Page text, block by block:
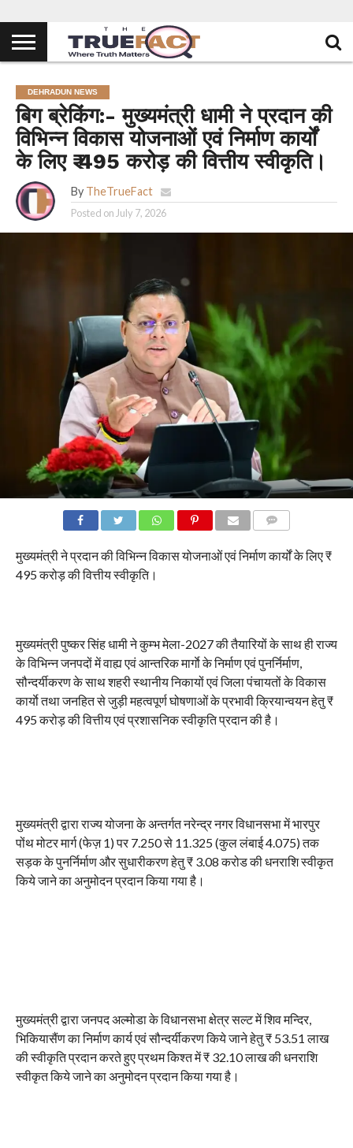
DEHRADUN NEWS
बिग ब्रेकिंग:- मुख्यमंत्री धामी ने प्रदान की
विभिन्न विकास योजनाओं एवं निर्माण कार्यों
के लिए ₹ 495 करोड़ की वित्तीय स्वीकृति।
By TheTrueFact
Posted on July 7, 2026
मुख्यमंत्री ने प्रदान की विभिन्न विकास योजनाओं एवं निर्माण कार्यों के लिए ₹
495 करोड़ की वित्तीय स्वीकृति।
मुख्यमंत्री पुष्कर सिंह धामी ने कुम्भ मेला-2027 की तैयारियों के साथ ही राज्य
के विभिन्न जनपदों में वाह्य एवं आन्तरिक मार्गाे के निर्माण एवं पुनर्निर्माण,
सौन्दर्यीकरण के साथ शहरी स्थानीय निकायों एवं जिला पंचायतों के विकास
कार्याे तथा जनहित से जुड़ी महत्वपूर्ण घोषणाओं के प्रभावी क्रियान्वयन हेतु ₹
495 करोड़ की वित्तीय एवं प्रशासनिक स्वीकृति प्रदान की है।
मुख्यमंत्री द्वारा राज्य योजना के अन्तर्गत नरेन्द्र नगर विधानसभा में भारपुर
पोंथ मोटर मार्ग (फेज़ 1) पर 7.250 से 11.325 (कुल लंबाई 4.075) तक
सड़क के पुनर्निर्माण और सुधारीकरण हेतु ₹ 3.08 करोड की धनराशि स्वीकृत
किये जाने का अनुमोदन प्रदान किया गया है।
मुख्यमंत्री द्वारा जनपद अल्मोडा के विधानसभा क्षेत्र सल्ट में शिव मन्दिर,
भिकियासैंण का निर्माण कार्य एवं सौन्दर्यीकरण किये जाने हेतु ₹ 53.51 लाख
की स्वीकृति प्रदान करते हुए प्रथम किश्त में ₹ 32.10 लाख की धनराशि
स्वीकृत किये जाने का अनुमोदन प्रदान किया गया है।